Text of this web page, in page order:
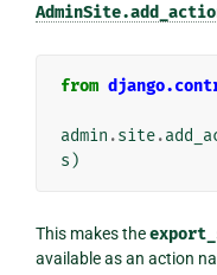
from
admin .site.
s )
This makes the
available as an action